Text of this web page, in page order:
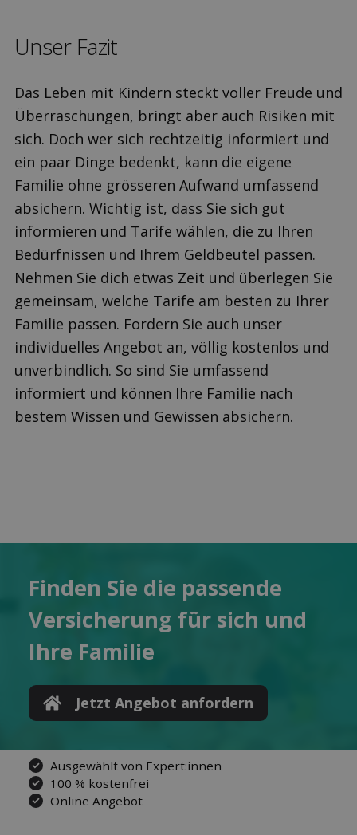
Unser Fazit
Das Leben mit Kindern steckt voller Freude und
Überraschungen, bringt aber auch Risiken mit
sich. Doch wer sich rechtzeitig informiert und
ein paar Dinge bedenkt, kann die eigene
Familie ohne grösseren Aufwand umfassend
absichern. Wichtig ist, dass Sie sich gut
informieren und Tarife wählen, die zu Ihren
Bedürfnissen und Ihrem Geldbeutel passen.
Nehmen Sie dich etwas Zeit und überlegen Sie
gemeinsam, welche Tarife am besten zu Ihrer
Familie passen. Fordern Sie auch unser
individuelles Angebot an, völlig kostenlos und
unverbindlich. So sind Sie umfassend
informiert und können Ihre Familie nach
bestem Wissen und Gewissen absichern.
Finden Sie die pas­sende
Ver­sicherung für sich und
Ihre Familie
Jetzt Angebot anfordern
Ausgewählt von Expert:innen
100 % kostenfrei
Online Angebot